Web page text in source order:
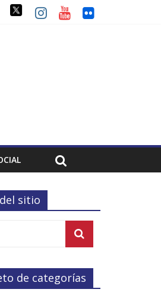
sitio
de categorías